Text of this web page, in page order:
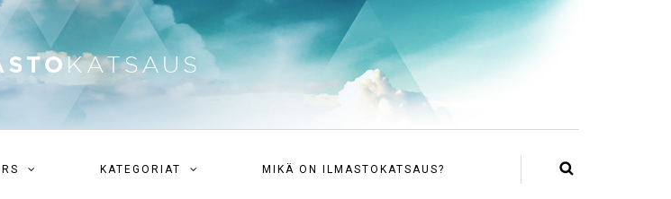
KATEGORIAT MIKÄ ON ILMASTOKATSAUS?